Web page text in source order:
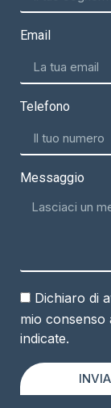
Email
Telefono
Messaggio
Dichiaro di
mio consenso
indicate.